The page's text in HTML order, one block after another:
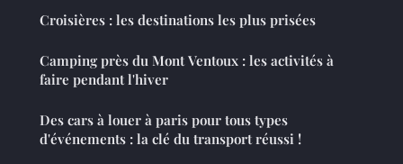
Croisières : les destinations les plus prisées
Camping près du Mont Ventoux : les activités à
faire pendant l'hiver
Des cars à louer à paris pour tous types
d'événements : la clé du transport réussi !